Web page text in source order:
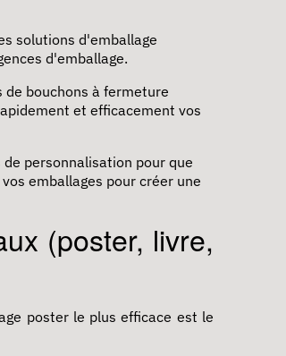
solutions d'emballage
d'emballage.
bouchons à fermeture
et efficacement vos
personnalisation pour que
emballages pour créer une
(poster, livre,
poster le plus efficace est le